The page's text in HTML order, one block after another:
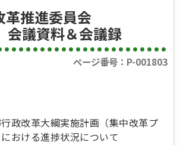
革推進委員会
議資料＆会議録
ページ番号：P-001803
政改革大綱実施計画（集中改革プ
おける進捗状況について